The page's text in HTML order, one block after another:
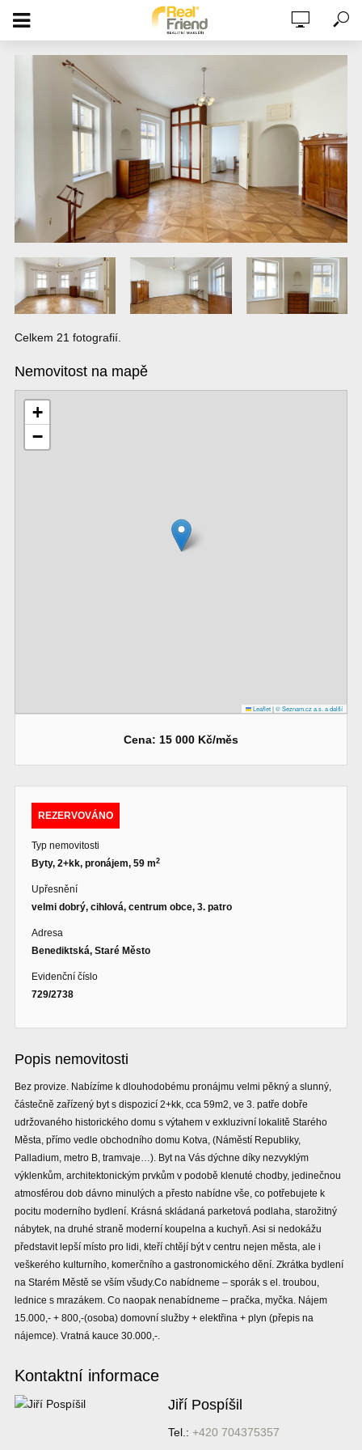
PRONÁJEM ČÁSTEČNĚ ZAŘÍZENÉHO
BYTU 2+KK 59M2, 3. PATRO,
Celkem 21 fotografií.
Nemovitost na mapě
+
−
Leaflet|© Seznam.cz a.s. a další
Cena: 15 000 Kč/měs
REZERVOVÁNO
Typ nemovitosti
Byty, 2+kk, pronájem, 59 m2
Upřesnění
velmi dobrý, cihlová, centrum obce, 3. patro
Adresa
Benediktská, Staré Město
Evidenční číslo
729/2738
Popis nemovitosti
Bez provize. Nabízíme k dlouhodobému pronájmu velmi pěkný a slunný,
částečně zařízený byt s dispozicí 2+kk, cca 59m2, ve 3. patře dobře
udržovaného historického domu s výtahem v exkluzivní lokalitě Starého
Města, přímo vedle obchodního domu Kotva, (Náměstí Republiky,
Palladium, metro B, tramvaje…). Byt na Vás dýchne díky nezvyklým
výklenkům, architektonickým prvkům v podobě klenuté chodby, jedinečnou
atmosférou dob dávno minulých a přesto nabídne vše, co potřebujete k
pocitu moderního bydlení. Krásná skládaná parketová podlaha, starožitný
nábytek, na druhé straně moderní koupelna a kuchyň. Asi si nedokážu
představit lepší místo pro lidi, kteří chtějí být v centru nejen města, ale i
veškerého kulturního, komerčního a gastronomického dění. Zkrátka bydlení
na Starém Městě se vším všudy.Co nabídneme – sporák s el. troubou,
lednice s mrazákem. Co naopak nenabídneme – pračka, myčka. Nájem
15.000,- + 800,-(osoba) domovní služby + elektřina + plyn (přepis na
nájemce). Vratná kauce 30.000,-.
Kontaktní informace
Jiří Pospíšil
Tel.: +420 704375357